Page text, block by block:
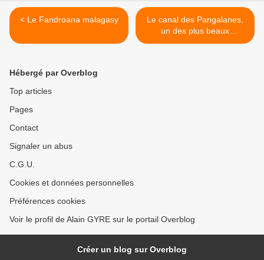
< Le Fandroana malagasy
Le canal des Pangalanes,
un des plus beaux
paysages de Madagascar >
Hébergé par Overblog
Top articles
Pages
Contact
Signaler un abus
C.G.U.
Cookies et données personnelles
Préférences cookies
Voir le profil de Alain GYRE sur le portail Overblog
Créer un blog sur Overblog